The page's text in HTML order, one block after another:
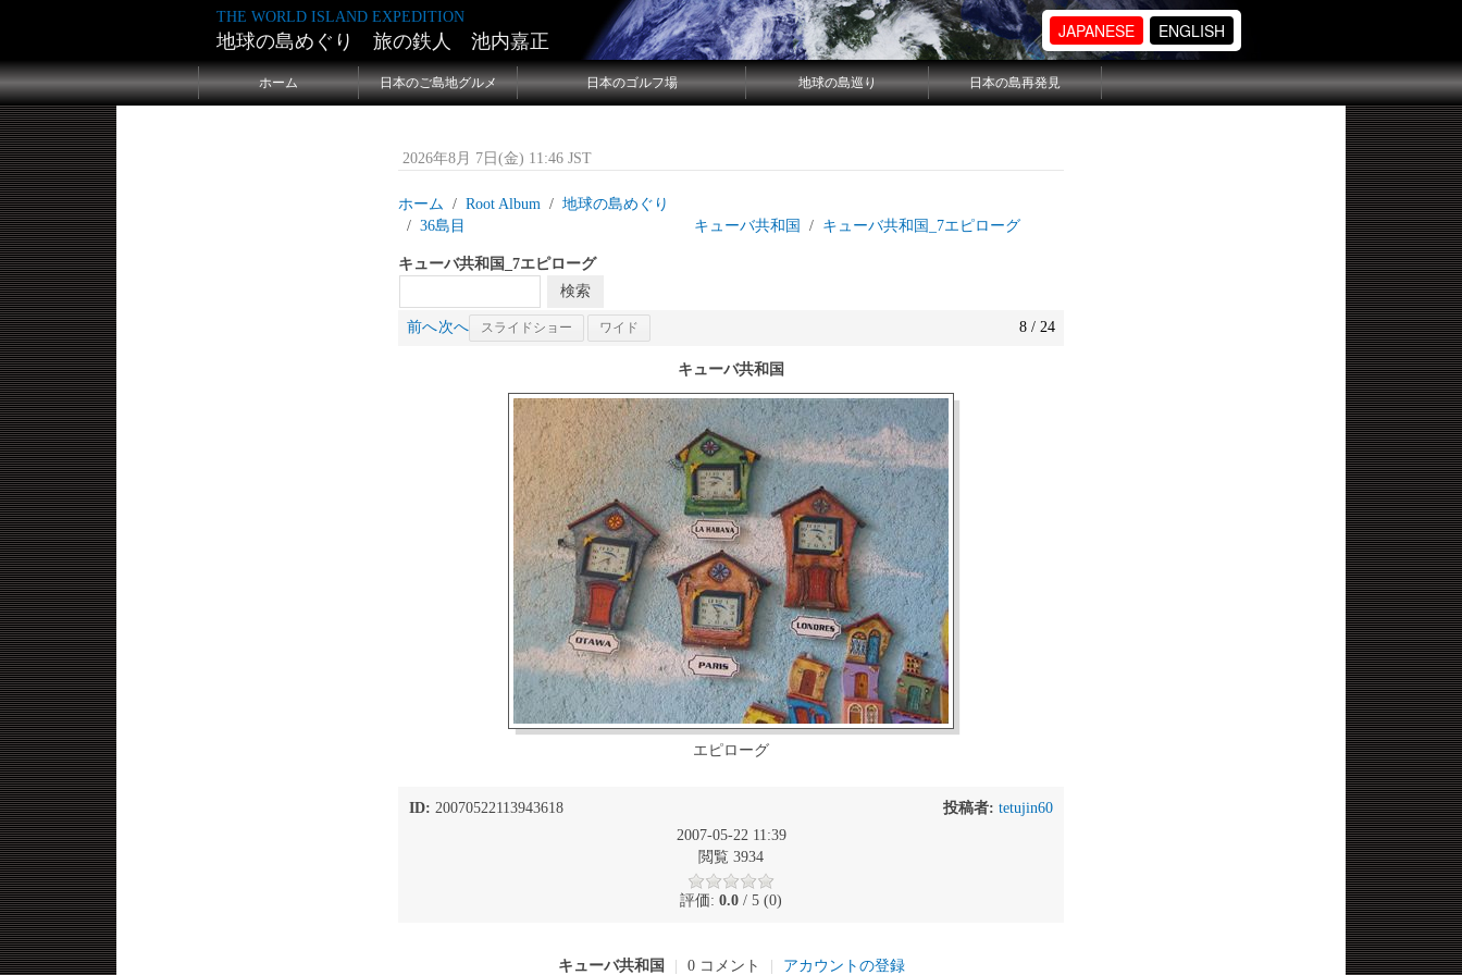
THE WORLD ISLAND EXPEDITION
地球の島めぐり 旅の鉄人 池内嘉正 JAPANESE ENGLISH
ホーム 日本のご島地グルメ 日本のゴルフ場 地球の島巡り 日本の島再発見
2026年8月 7日(金) 11:46 JST
ホーム Root Album
地球の島めぐり
36島目 キューバ共和国
キューバ共和国_7エピローグ
キューバ共和国_7エピローグ
前へ次へ スライドショー ワイド 8 / 24
キューバ共和国
エピローグ
ID: 20070522113943618 投稿者: tetujin60
2007-05-22 11:39
閲覧 3934
評価: 0.0 / 5 (0)
キューバ共和国 0 コメント アカウントの登録